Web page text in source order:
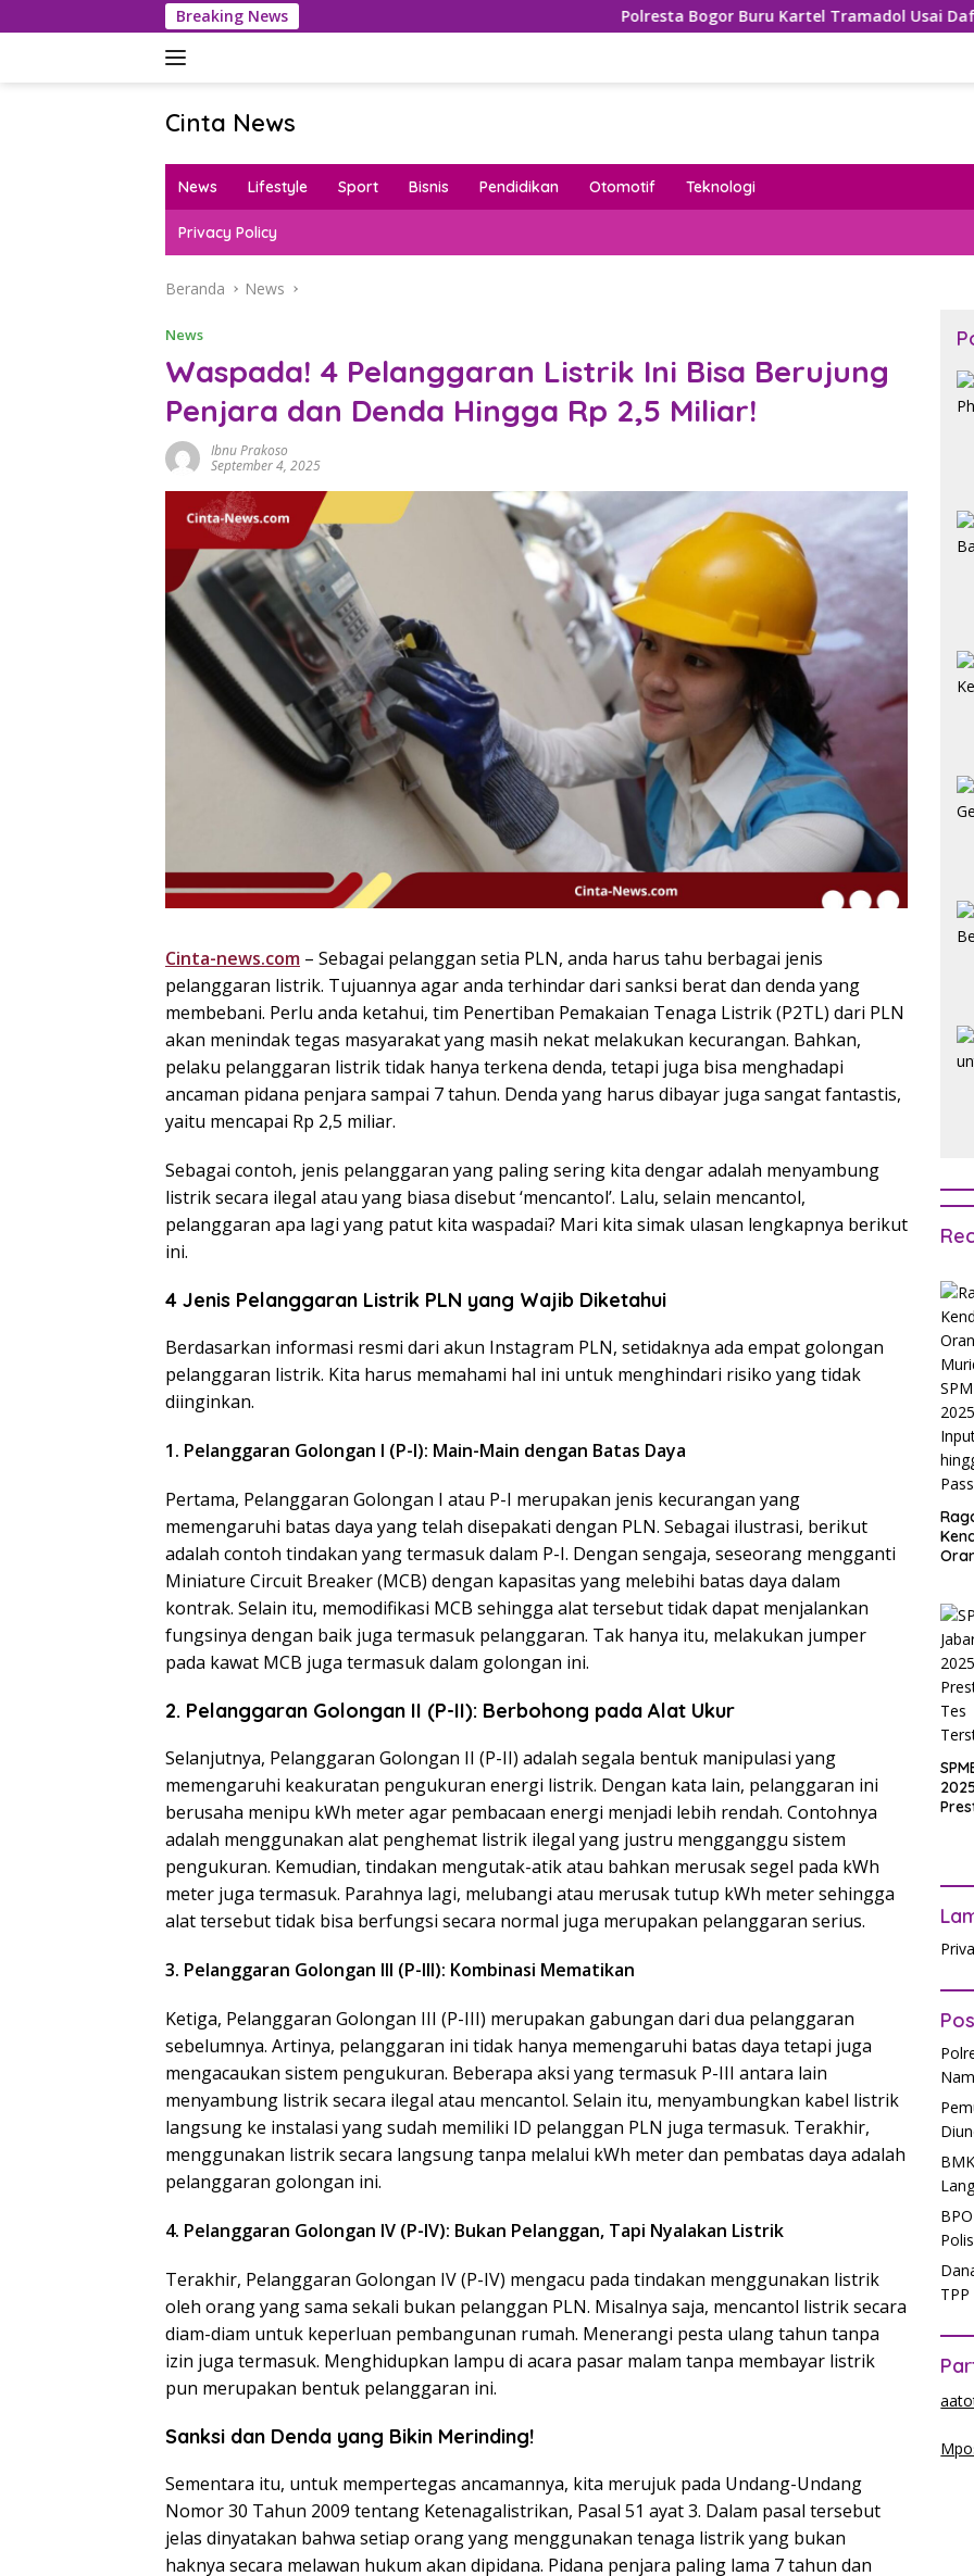
ke
Breaking News Polresta Bogor Buru Kartel Tramadol Usai Daftar Nama
Cinta News
News
Kabar
Inspirasi!
News Lifestyle Sport Bisnis Pendidikan Otomotif Teknologi
Privacy Policy
Beranda News
News
Waspada! 4 Pelanggaran Listrik Ini Bisa Berujung
Penjara dan Denda Hingga Rp 2,5 Miliar!
Ibnu Prakoso
September 4, 2025
Cinta-news.com – Sebagai pelanggan setia PLN, anda harus tahu berbagai jenis
pelanggaran listrik. Tujuannya agar anda terhindar dari sanksi berat dan denda yang
membebani. Perlu anda ketahui, tim Penertiban Pemakaian Tenaga Listrik (P2TL) dari PLN
akan menindak tegas masyarakat yang masih nekat melakukan kecurangan. Bahkan,
pelaku pelanggaran listrik tidak hanya terkena denda, tetapi juga bisa menghadapi
ancaman pidana penjara sampai 7 tahun. Denda yang harus dibayar juga sangat fantastis,
yaitu mencapai Rp 2,5 miliar.
Sebagai contoh, jenis pelanggaran yang paling sering kita dengar adalah menyambung
listrik secara ilegal atau yang biasa disebut ‘mencantol’. Lalu, selain mencantol,
pelanggaran apa lagi yang patut kita waspadai? Mari kita simak ulasan lengkapnya berikut
ini.
4 Jenis Pelanggaran Listrik PLN yang Wajib Diketahui
Berdasarkan informasi resmi dari akun Instagram PLN, setidaknya ada empat golongan
pelanggaran listrik. Kita harus memahami hal ini untuk menghindari risiko yang tidak
diinginkan.
1. Pelanggaran Golongan I (P-I): Main-Main dengan Batas Daya
Pertama, Pelanggaran Golongan I atau P-I merupakan jenis kecurangan yang
memengaruhi batas daya yang telah disepakati dengan PLN. Sebagai ilustrasi, berikut
adalah contoh tindakan yang termasuk dalam P-I. Dengan sengaja, seseorang mengganti
Miniature Circuit Breaker (MCB) dengan kapasitas yang melebihi batas daya dalam
kontrak. Selain itu, memodifikasi MCB sehingga alat tersebut tidak dapat menjalankan
fungsinya dengan baik juga termasuk pelanggaran. Tak hanya itu, melakukan jumper
pada kawat MCB juga termasuk dalam golongan ini.
2. Pelanggaran Golongan II (P-II): Berbohong pada Alat Ukur
Selanjutnya, Pelanggaran Golongan II (P-II) adalah segala bentuk manipulasi yang
memengaruhi keakuratan pengukuran energi listrik. Dengan kata lain, pelanggaran ini
berusaha menipu kWh meter agar pembacaan energi menjadi lebih rendah. Contohnya
adalah menggunakan alat penghemat listrik ilegal yang justru mengganggu sistem
pengukuran. Kemudian, tindakan mengutak-atik atau bahkan merusak segel pada kWh
meter juga termasuk. Parahnya lagi, melubangi atau merusak tutup kWh meter sehingga
alat tersebut tidak bisa berfungsi secara normal juga merupakan pelanggaran serius.
3. Pelanggaran Golongan III (P-III): Kombinasi Mematikan
Ketiga, Pelanggaran Golongan III (P-III) merupakan gabungan dari dua pelanggaran
sebelumnya. Artinya, pelanggaran ini tidak hanya memengaruhi batas daya tetapi juga
mengacaukan sistem pengukuran. Beberapa aksi yang termasuk P-III antara lain
menyambung listrik secara ilegal atau mencantol. Selain itu, menyambungkan kabel listrik
langsung ke instalasi yang sudah memiliki ID pelanggan PLN juga termasuk. Terakhir,
menggunakan listrik secara langsung tanpa melalui kWh meter dan pembatas daya adalah
pelanggaran golongan ini.
4. Pelanggaran Golongan IV (P-IV): Bukan Pelanggan, Tapi Nyalakan Listrik
Terakhir, Pelanggaran Golongan IV (P-IV) mengacu pada tindakan menggunakan listrik
oleh orang yang sama sekali bukan pelanggan PLN. Misalnya saja, mencantol listrik secara
diam-diam untuk keperluan pembangunan rumah. Menerangi pesta ulang tahun tanpa
izin juga termasuk. Menghidupkan lampu di acara pasar malam tanpa membayar listrik
pun merupakan bentuk pelanggaran ini.
Sanksi dan Denda yang Bikin Merinding!
Sementara itu, untuk mempertegas ancamannya, kita merujuk pada Undang-Undang
Nomor 30 Tahun 2009 tentang Ketenagalistrikan, Pasal 51 ayat 3. Dalam pasal tersebut
jelas dinyatakan bahwa setiap orang yang menggunakan tenaga listrik yang bukan
haknya secara melawan hukum akan dipidana. Pidana penjara paling lama 7 tahun dan